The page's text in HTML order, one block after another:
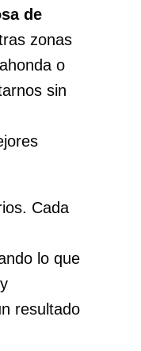
de
zonas
o
sin
Cada
lo que
resultado